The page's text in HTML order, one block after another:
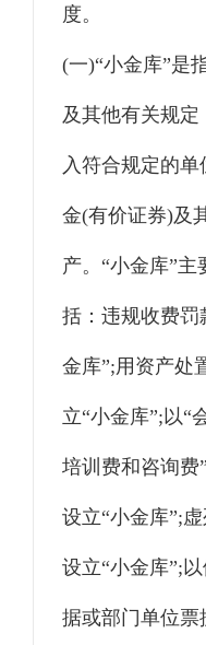
度。
(一)“小金库”是
及其他有关规定
入符合规定的
金(有价证券)及
产。“小金库”主
括：违规收费罚
金库”;用资产处
立“小金库”;以“
培训费和咨询费
设立“小金库”;
设立“小金库”;
据或部门单位票